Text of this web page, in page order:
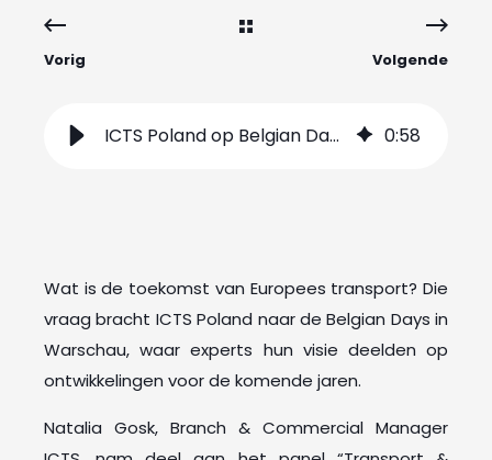
Vorig Volgende
ICTS Poland op Belgian Days in Warschau 0:58
Wat is de toekomst van Europees transport? Die
vraag bracht ICTS Poland naar de Belgian Days in
Warschau, waar experts hun visie deelden op
ontwikkelingen voor de komende jaren.
Natalia Gosk, Branch & Commercial Manager